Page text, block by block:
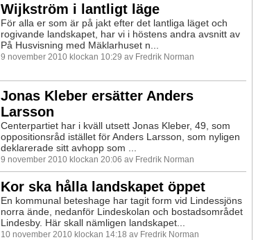
Wijkström i lantligt läge
För alla er som är på jakt efter det lantliga läget och
rogivande landskapet, har vi i höstens andra avsnitt av
På Husvisning med Mäklarhuset n...
9 november 2010 klockan 10:29 av Fredrik Norman
Jonas Kleber ersätter Anders
Larsson
Centerpartiet har i kväll utsett Jonas Kleber, 49, som
oppositionsråd istället för Anders Larsson, som nyligen
deklarerade sitt avhopp som ...
9 november 2010 klockan 20:06 av Fredrik Norman
Kor ska hålla landskapet öppet
En kommunal beteshage har tagit form vid Lindessjöns
norra ände, nedanför Lindeskolan och bostadsområdet
Lindesby. Här skall nämligen landskapet...
10 november 2010 klockan 14:18 av Fredrik Norman